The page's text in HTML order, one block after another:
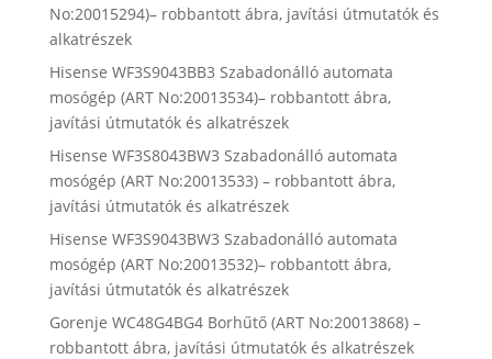
No:20015294)– robbantott ábra, javítási útmutatók és
alkatrészek
Hisense WF3S9043BB3 Szabadonálló automata
mosógép (ART No:20013534)– robbantott ábra,
javítási útmutatók és alkatrészek
Hisense WF3S8043BW3 Szabadonálló automata
mosógép (ART No:20013533) – robbantott ábra,
javítási útmutatók és alkatrészek
Hisense WF3S9043BW3 Szabadonálló automata
mosógép (ART No:20013532)– robbantott ábra,
javítási útmutatók és alkatrészek
Gorenje WC48G4BG4 Borhűtő (ART No:20013868) –
robbantott ábra, javítási útmutatók és alkatrészek